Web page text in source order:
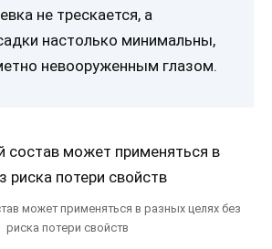
не трескается, а
настолько минимальны,
невооруженным глазом.
может применяться в разных целях без
риска потери свойств